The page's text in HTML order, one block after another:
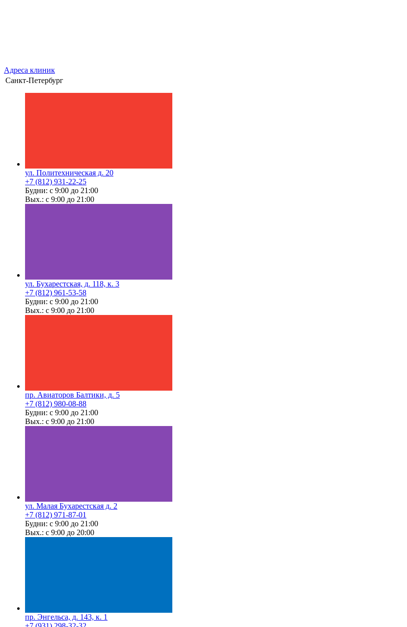
Адреса клиник
Санкт-Петербург
ул. Политехническая д. 20
+7 (812) 931-22-25
Будни: с 9:00 до 21:00
Вых.: с 9:00 до 21:00
ул. Бухарестская, д. 118, к. 3
+7 (812) 961-53-58
Будни: с 9:00 до 21:00
Вых.: с 9:00 до 21:00
пр. Авиаторов Балтики, д. 5
+7 (812) 980-08-88
Будни: с 9:00 до 21:00
Вых.: с 9:00 до 21:00
ул. Малая Бухарестская д. 2
+7 (812) 971-87-01
Будни: с 9:00 до 21:00
Вых.: с 9:00 до 20:00
пр. Энгельса, д. 143, к. 1